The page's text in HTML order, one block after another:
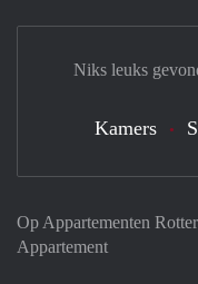
Op Appartementen
Appartement
Niks leuks
Kamers